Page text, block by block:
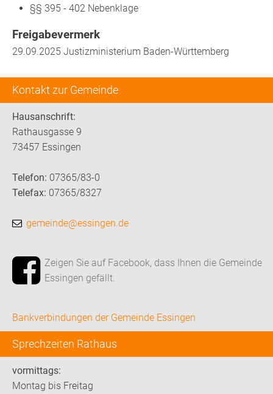
Kontakt zur Gemeinde
Hausanschrift:
Rathausgasse 9
73457 Essingen
Telefon: 07365/83-0
Telefax: 07365/8327
gemeinde@essingen.de
Zeigen Sie auf Facebook, dass Ihnen die Gemeinde
Essingen gefällt.
Bankverbindungen der Gemeinde Essingen
Sprechzeiten Rathaus
vormittags:
Montag bis Freitag
§§ 395 - 402 Nebenklage
Freigabevermerk
29.09.2025 Justizministerium Baden-Württemberg